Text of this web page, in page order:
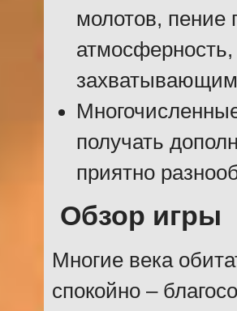
молотов, пение
получать
приятно
Обзор игры
Многие века
спокойно –